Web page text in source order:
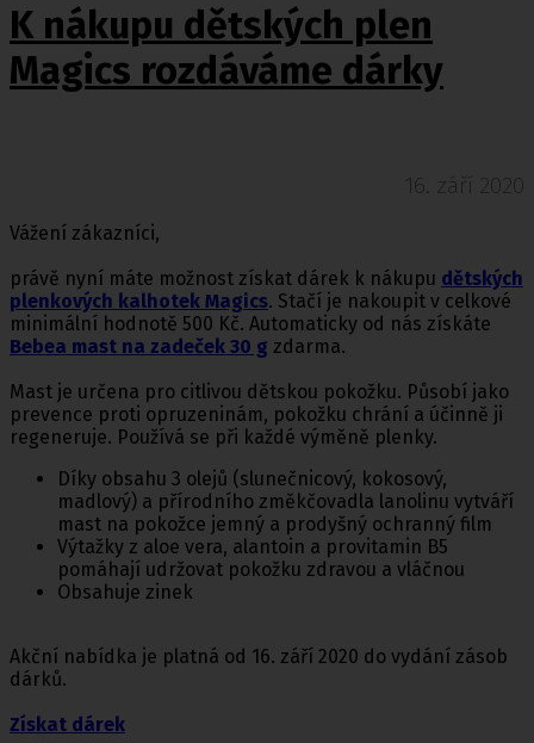
K nákupu dětských plen
Magics rozdáváme dárky
16. září 2020
Vážení zákazníci,
právě nyní máte možnost získat dárek k nákupu dětských
plenkových kalhotek Magics. Stačí je nakoupit v celkové
minimální hodnotě 500 Kč. Automaticky od nás získáte
Bebea mast na zadeček 30 g zdarma.
Mast je určena pro citlivou dětskou pokožku. Působí jako
prevence proti opruzeninám, pokožku chrání a účinně ji
regeneruje. Používá se při každé výměně plenky.
Díky obsahu 3 olejů (slunečnicový, kokosový,
madlový) a přírodního změkčovadla lanolinu vytváří
mast na pokožce jemný a prodyšný ochranný film
Výtažky z aloe vera, alantoin a provitamin B5
pomáhají udržovat pokožku zdravou a vláčnou
Obsahuje zinek
Akční nabídka je platná od 16. září 2020 do vydání zásob
dárků.
Získat dárek